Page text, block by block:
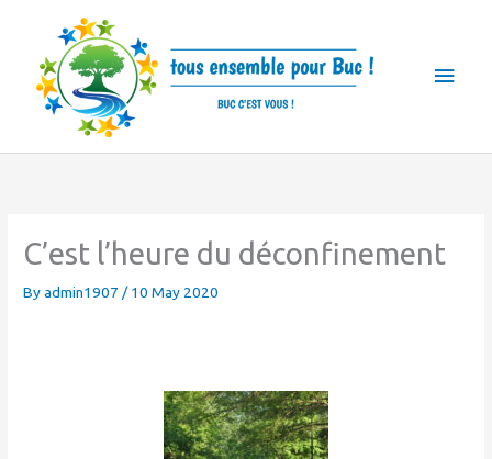
content
C’est l’heure du déconfinement
Byadmin1907 /10 May 2020